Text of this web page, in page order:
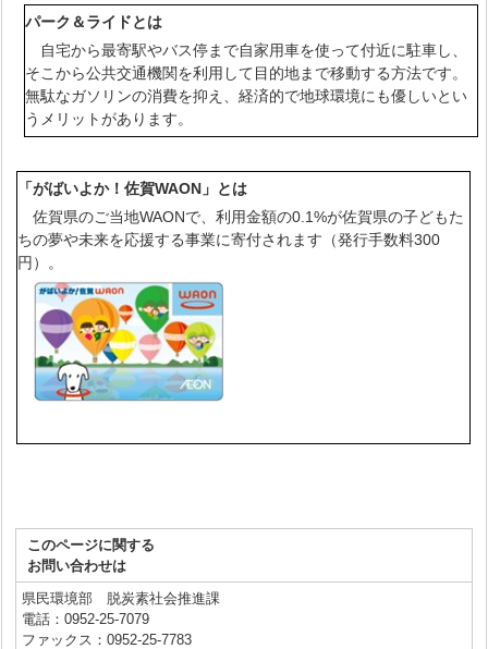
パーク＆ライドとは
自宅から最寄駅やバス停まで自家用車を使って付近に駐車し、
そこから公共交通機関を利用して目的地まで移動する方法です。
無駄なガソリンの消費を抑え、経済的で地球環境にも優しいとい
うメリットがあります。
「がばいよか！佐賀WAON」とは
佐賀県のご当地WAONで、利用金額の0.1%が佐賀県の子どもた
ちの夢や未来を応援する事業に寄付されます（発行手数料300
円）。
このページに関する
お問い合わせは
県民環境部 脱炭素社会推進課
電話：0952-25-7079
ファックス：0952-25-7783